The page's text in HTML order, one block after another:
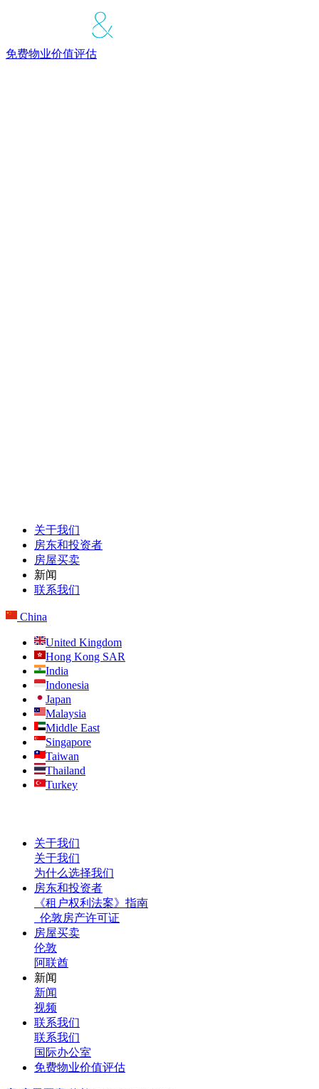
免费物业价值评估
关于我们
房东和投资者
房屋买卖
新闻
联系我们
China
United Kingdom
Hong Kong SAR
India
Indonesia
Japan
Malaysia
Middle East
Singapore
Taiwan
Thailand
Turkey
关于我们
关于我们
为什么选择我们
房东和投资者
《租户权利法案》指南
伦敦房产许可证
房屋买卖
伦敦
阿联酋
新闻
新闻
视频
联系我们
联系我们
国际办公室
免费物业价值评估